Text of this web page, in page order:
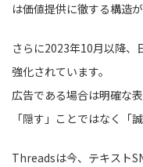
は価値提供に徹する構造
さらに2023年10月以降、
強化されています。
広告である場合は明確な
「隠す」ことではなく「
Threadsは今、テキスト